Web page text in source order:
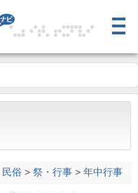
民俗> 祭・行事> 年中行事